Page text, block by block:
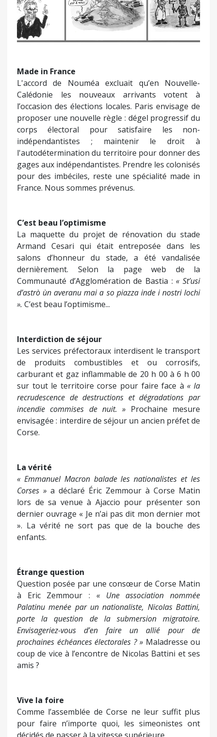
Made in France
L'accord de Nouméa excluait qu’en Nouvelle-
Calédonie les nouveaux arrivants votent à
l’occasion des élections locales. Paris envisage de
proposer une nouvelle règle : dégel progressif du
corps électoral pour satisfaire les non-
indépendantistes ; maintenir le droit à
l'autodétermination du territoire pour donner des
gages aux indépendantistes. Prendre les colonisés
pour des imbéciles, reste une spécialité made in
France. Nous sommes prévenus.
C’est beau l’optimisme
La maquette du projet de rénovation du stade
Armand Cesari qui était entreposée dans les
salons d’honneur du stade, a été vandalisée
dernièrement. Selon la page web de la
Communauté d’Agglomération de Bastia :« St’usi
d’astrò ùn averanu mai a so piazza inde i nostri lochi
». C’est beau l’optimisme...
Interdiction de séjour
Les services préfectoraux interdisent le transport
de produits combustibles et ou corrosifs,
carburant et gaz inflammable de 20 h 00 à 6 h 00
sur tout le territoire corse pour faire face à« la
recrudescence de destructions et dégradations par
incendie commises de nuit. » Prochaine mesure
envisagée : interdire de séjour un ancien préfet de
Corse.
La vérité
« Emmanuel Macron balade les nationalistes et les
Corses » a déclaré Éric Zemmour à Corse Matin
lors de sa venue à Ajaccio pour présenter son
dernier ouvrage « Je n’ai pas dit mon dernier mot
». La vérité ne sort pas que de la bouche des
enfants.
Étrange question
Question posée par une consœur de Corse Matin
à Eric Zemmour : « Une association nommée
Palatinu menée par un nationaliste, Nicolas Battini,
porte la question de la submersion migratoire.
Envisageriez-vous d’en faire un allié pour de
prochaines échéances électorales ? » Maladresse ou
coup de vice à l’encontre de Nicolas Battini et ses
amis ?
Vive la foire
Comme l’assemblée de Corse ne leur suffit plus
pour faire n’importe quoi, les simeonistes ont